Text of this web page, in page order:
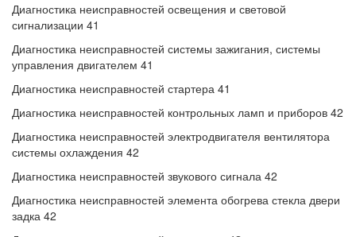
Диагностика неисправностей освещения и световой
сигнализации 41
Диагностика неисправностей системы зажигания, системы
управления двигателем 41
Диагностика неисправностей стартера 41
Диагностика неисправностей контрольных ламп и приборов 42
Диагностика неисправностей электродвигателя вентилятора
системы охлаждения 42
Диагностика неисправностей звукового сигнала 42
Диагностика неисправностей элемента обогрева стекла двери
задка 42